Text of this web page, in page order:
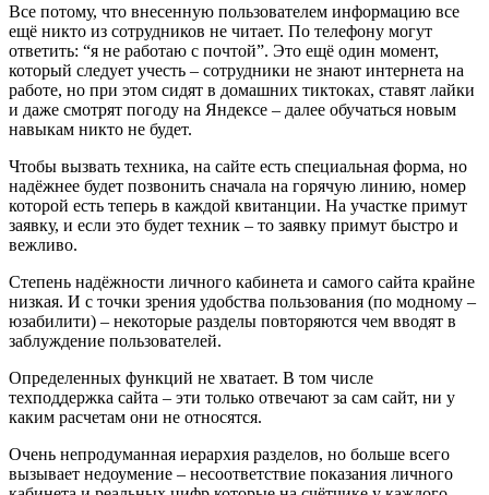
Все потому, что внесенную пользователем информацию все
ещё никто из сотрудников не читает. По телефону могут
ответить: “я не работаю с почтой”. Это ещё один момент,
который следует учесть – сотрудники не знают интернета на
работе, но при этом сидят в домашних тиктоках, ставят лайки
и даже смотрят погоду на Яндексе – далее обучаться новым
навыкам никто не будет.
Чтобы вызвать техника, на сайте есть специальная форма, но
надёжнее будет позвонить сначала на горячую линию, номер
которой есть теперь в каждой квитанции. На участке примут
заявку, и если это будет техник – то заявку примут быстро и
вежливо.
Степень надёжности личного кабинета и самого сайта крайне
низкая. И с точки зрения удобства пользования (по модному –
юзабилити) – некоторые разделы повторяются чем вводят в
заблуждение пользователей.
Определенных функций не хватает. В том числе
техподдержка сайта – эти только отвечают за сам сайт, ни у
каким расчетам они не относятся.
Очень непродуманная иерархия разделов, но больше всего
вызывает недоумение – несоответствие показания личного